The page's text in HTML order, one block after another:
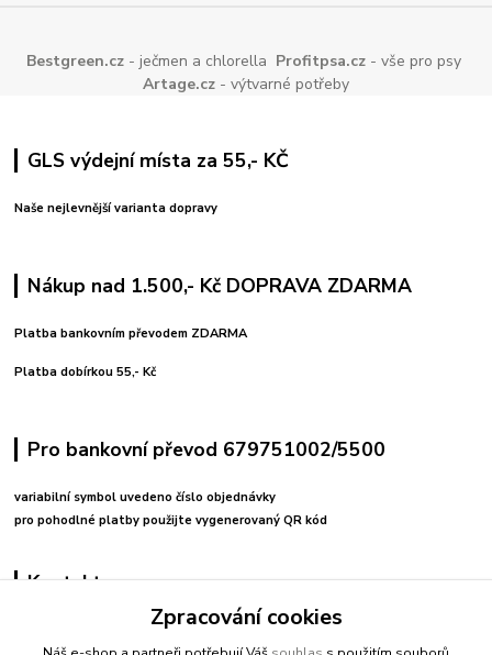
Bestgreen.cz - ječmen a chlorella Profitpsa.cz - vše pro psy
Artage.cz - výtvarné potřeby
GLS výdejní místa za 55,- KČ
Naše nejlevnější varianta dopravy
Nákup nad 1.500,- Kč DOPRAVA ZDARMA
Platba bankovním převodem ZDARMA
Platba dobírkou 55,- Kč
Pro bankovní převod 679751002/5500
variabilní symbol uvedeno číslo objednávky
pro pohodlné platby použijte vygenerovaný QR kód
Kontakty
+420 608212713
Zpracování cookies